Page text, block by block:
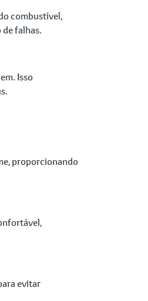
combustível,
falhas.
Isso
proporcionando
evitar